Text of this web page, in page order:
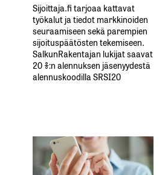
Sijoittaja.fi tarjoaa kattavat
työkalut ja tiedot markkinoiden
seuraamiseen sekä parempien
sijoituspäätösten tekemiseen.
SalkunRakentajan lukijat saavat
20 %:n alennuksen jäsenyydestä
alennuskoodilla SRSI20